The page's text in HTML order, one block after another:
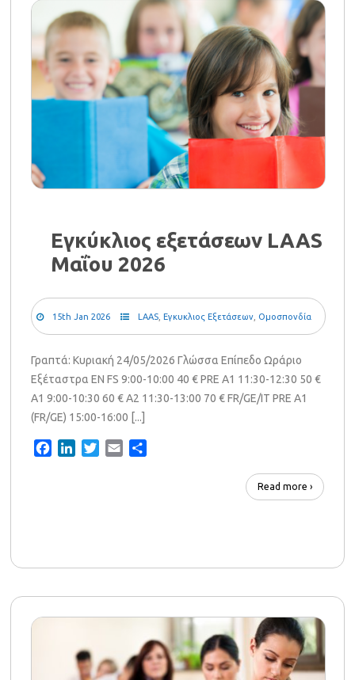
Εγκύκλιος εξετάσεων LAAS
Μαΐου 2026
15th Jan 2026 LAAS ,Εγκυκλιος Εξετάσεων Ομοσπονδία
Γραπτά: Κυριακή 24/05/2026 Γλώσσα Επίπεδο Ωράριο
Εξέταστρα EN FS 9:00-10:00 40 € PRE A1 11:30-12:30 50 €
A1 9:00-10:30 60 € A2 11:30-13:00 70 € FR/GE/IT PRE A1
(FR/GE) 15:00-16:00 [...]
FacebookLinkedInTwitterEmail
Read more ›